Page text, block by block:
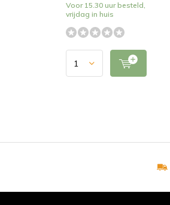
Voor 15.30 uur besteld,
vrijdag in huis